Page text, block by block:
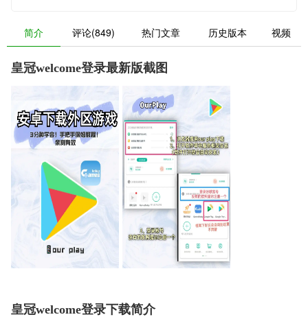
简介 评论(849) 热门文章 历史版本 视频
皇冠welcome登录最新版截图
皇冠welcome登录下载简介